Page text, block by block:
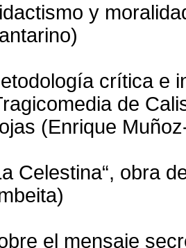
y
crítica e
de
(Enrique
Celestina“, obra
el mensaje